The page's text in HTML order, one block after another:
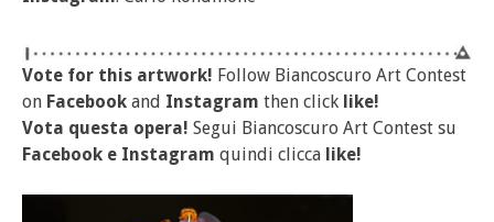
Vote for this artwork! Follow Biancoscuro Art Contest
on Facebook and Instagram then click like!
Vota questa opera! Segui Biancoscuro Art Contest su
Facebook e Instagram quindi clicca like!